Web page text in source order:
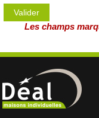
Les champs